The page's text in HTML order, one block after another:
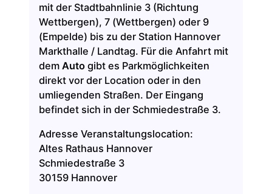
mit der Stadtbahnlinie 3 (Richtung
Wettbergen), 7 (Wettbergen) oder 9
(Empelde) bis zu der Station Hannover
Markthalle / Landtag. Für die Anfahrt mit
dem Auto gibt es Parkmöglichkeiten
direkt vor der Location oder in den
umliegenden Straßen. Der Eingang
befindet sich in der Schmiedestraße 3.
Adresse Veranstaltungslocation:
Altes Rathaus Hannover
Schmiedestraße 3
30159 Hannover